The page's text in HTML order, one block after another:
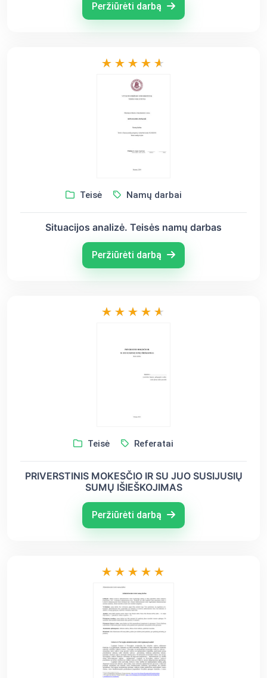
Peržiūrėti darbą
Teisė Namų darbai
Situacijos analizė. Teisės namų darbas
Peržiūrėti darbą
Teisė Referatai
PRIVERSTINIS MOKESČIO IR SU JUO SUSIJUSIŲ
SUMŲ IŠIEŠKOJIMAS
Peržiūrėti darbą